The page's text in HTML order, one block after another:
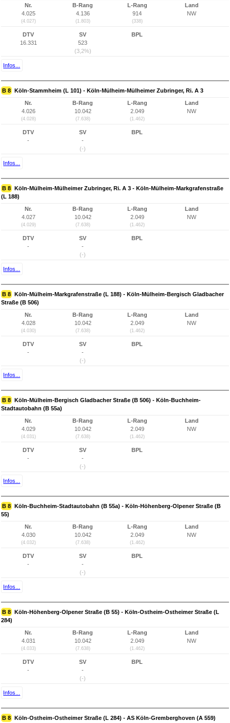
Nr.
4.025
(4.027)
B-Rang
4.136
(1.803)
L-Rang
914
(338)
Land
NW
DTV
16.331
SV
523
(3,2%)
BPL
Infos...
B 8 Köln-Stammheim (L 101) - Köln-Mülheim-Mülheimer Zubringer, Ri. A 3
Nr.
4.026
(4.028)
B-Rang
10.042
(7.638)
L-Rang
2.049
(1.462)
Land
NW
DTV
-
SV
-
(-)
BPL
Infos...
B 8 Köln-Mülheim-Mülheimer Zubringer, Ri. A 3 - Köln-Mülheim-Markgrafenstraße
(L 188)
Nr.
4.027
(4.029)
B-Rang
10.042
(7.638)
L-Rang
2.049
(1.462)
Land
NW
DTV
-
SV
-
(-)
BPL
Infos...
B 8 Köln-Mülheim-Markgrafenstraße (L 188) - Köln-Mülheim-Bergisch Gladbacher
Straße (B 506)
Nr.
4.028
(4.030)
B-Rang
10.042
(7.638)
L-Rang
2.049
(1.462)
Land
NW
DTV
-
SV
-
(-)
BPL
Infos...
B 8 Köln-Mülheim-Bergisch Gladbacher Straße (B 506) - Köln-Buchheim-
Stadtautobahn (B 55a)
Nr.
4.029
(4.031)
B-Rang
10.042
(7.638)
L-Rang
2.049
(1.462)
Land
NW
DTV
-
SV
-
(-)
BPL
Infos...
B 8 Köln-Buchheim-Stadtautobahn (B 55a) - Köln-Höhenberg-Olpener Straße (B
55)
Nr.
4.030
(4.032)
B-Rang
10.042
(7.638)
L-Rang
2.049
(1.462)
Land
NW
DTV
-
SV
-
(-)
BPL
Infos...
B 8 Köln-Höhenberg-Olpener Straße (B 55) - Köln-Ostheim-Ostheimer Straße (L
284)
Nr.
4.031
(4.033)
B-Rang
10.042
(7.638)
L-Rang
2.049
(1.462)
Land
NW
DTV
-
SV
-
(-)
BPL
Infos...
B 8 Köln-Ostheim-Ostheimer Straße (L 284) - AS Köln-Gremberghoven (A 559)